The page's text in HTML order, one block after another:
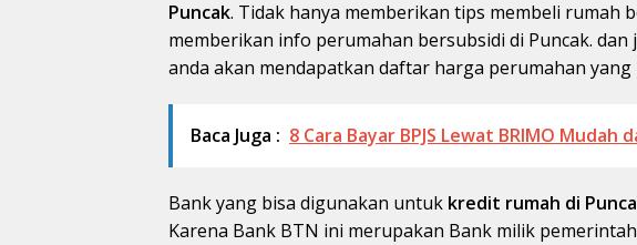
Puncak. Tidak hanya memberikan tips membeli rumah
memberikan info perumahan bersubsidi di Puncak. dan
anda akan mendapatkan daftar harga perumahan
Baca Juga : 8 Cara Bayar BPJS Lewat BRIMO Mudah
Bank yang bisa digunakan untuk kredit rumah di
Karena Bank BTN ini merupakan Bank milik